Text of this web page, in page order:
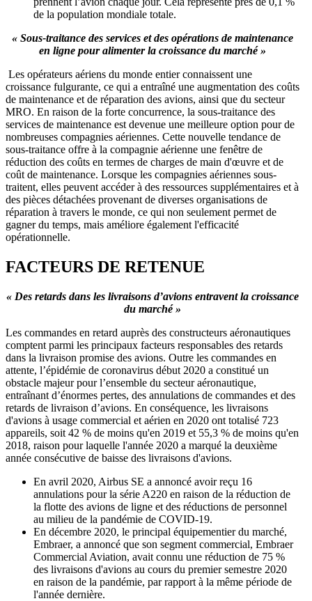
de la population mondiale totale.
« Sous-traitance des services et des opérations de maintenance
en ligne pour alimenter la croissance du marché »
Les opérateurs aériens du monde entier connaissent une
croissance fulgurante, ce qui a entraîné une augmentation des coûts
de maintenance et de réparation des avions, ainsi que du secteur
MRO. En raison de la forte concurrence, la sous-traitance des
services de maintenance est devenue une meilleure option pour de
nombreuses compagnies aériennes. Cette nouvelle tendance de
sous-traitance offre à la compagnie aérienne une fenêtre de
réduction des coûts en termes de charges de main d'œuvre et de
coût de maintenance. Lorsque les compagnies aériennes sous-
traitent, elles peuvent accéder à des ressources supplémentaires et à
des pièces détachées provenant de diverses organisations de
réparation à travers le monde, ce qui non seulement permet de
gagner du temps, mais améliore également l'efficacité
opérationnelle.
FACTEURS DE RETENUE
« Des retards dans les livraisons d’avions entravent la croissance
du marché »
Les commandes en retard auprès des constructeurs aéronautiques
comptent parmi les principaux facteurs responsables des retards
dans la livraison promise des avions. Outre les commandes en
attente, l’épidémie de coronavirus début 2020 a constitué un
obstacle majeur pour l’ensemble du secteur aéronautique,
entraînant d’énormes pertes, des annulations de commandes et des
retards de livraison d’avions. En conséquence, les livraisons
d'avions à usage commercial et aérien en 2020 ont totalisé 723
appareils, soit 42 % de moins qu'en 2019 et 55,3 % de moins qu'en
2018, raison pour laquelle l'année 2020 a marqué la deuxième
année consécutive de baisse des livraisons d'avions.
En avril 2020, Airbus SE a annoncé avoir reçu 16
annulations pour la série A220 en raison de la réduction de
la flotte des avions de ligne et des réductions de personnel
au milieu de la pandémie de COVID-19.
En décembre 2020, le principal équipementier du marché,
Embraer, a annoncé que son segment commercial, Embraer
Commercial Aviation, avait connu une réduction de 75 %
des livraisons d'avions au cours du premier semestre 2020
en raison de la pandémie, par rapport à la même période de
l'année dernière.